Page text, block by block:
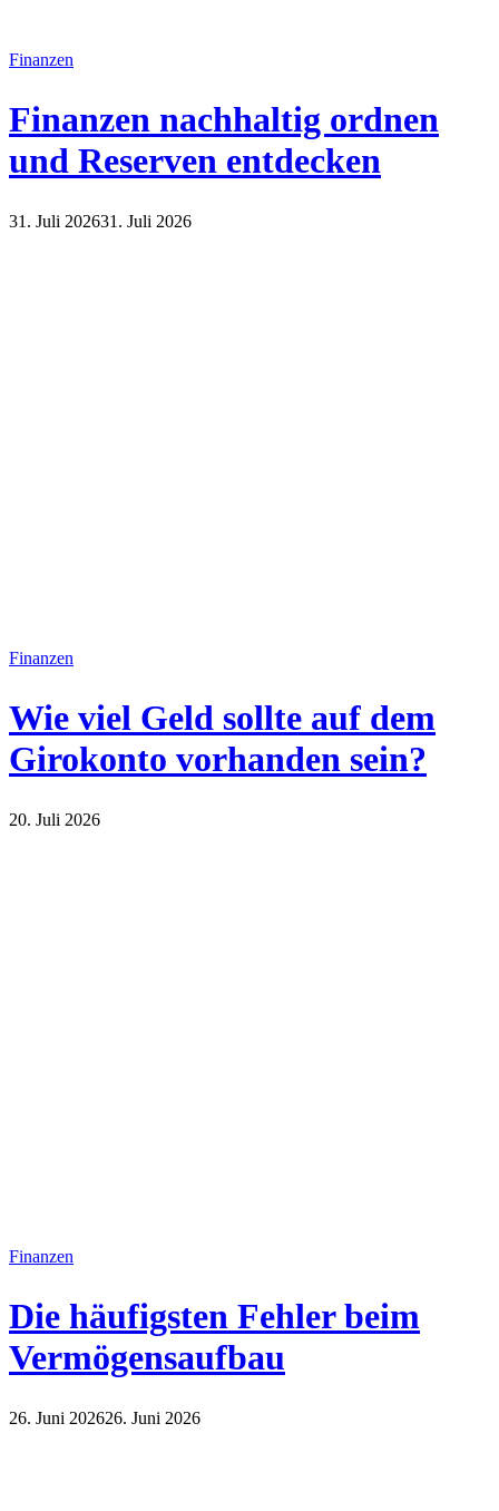
Finanzen
Finanzen nachhaltig ordnen
und Reserven entdecken
31. Juli 202631. Juli 2026
Finanzen
Wie viel Geld sollte auf dem
Girokonto vorhanden sein?
20. Juli 2026
Finanzen
Die häufigsten Fehler beim
Vermögensaufbau
26. Juni 202626. Juni 2026